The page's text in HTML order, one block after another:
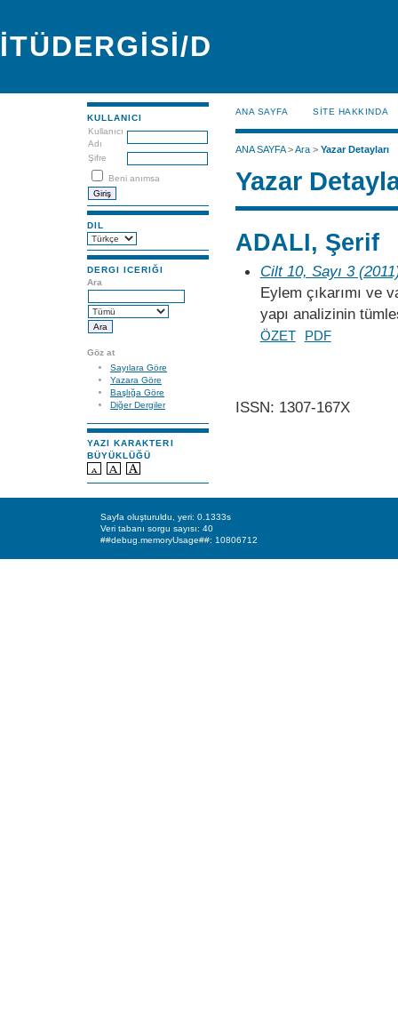
İTÜDERGİSİ/D
KULLANICI
Kullanıcı
Adı
Şifre
Beni anımsa
DIL
DERGI ICERIĞI
Ara
Göz at
Sayılara Göre
Yazara Göre
Başlığa Göre
Diğer Dergiler
YAZI KARAKTERI
BÜYÜKLÜĞÜ
ANA SAYFA SİTE HAKKINDA
ANA SAYFA>Ara> Yazar Detayları
Yazar
ADALI, Şerif
Cilt 10, Sayı 3
Eylem çıkarımı ve
yapı analizinin
ÖZET PDF
ISSN: 1307-167X
Sayfa oluşturuldu, yeri: 0.1333s
Veri tabanı sorgu sayısı: 40
##debug.memoryUsage##: 10806712